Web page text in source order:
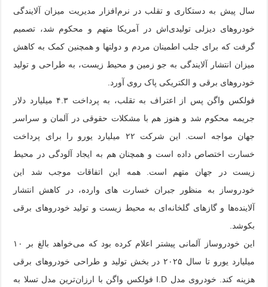
سال پیش به دستکاری و تقلب در نرم‌افزار مدیریت میزان آلایندگی
خودروهای دیزلی تولیدی‌اش در آمریکا متهم و محکوم شد، تصمیم
گرفت که برای جلب اطمینان مردم و دولتها و همچنین کمک به کاهش
میزان انتشار آلایندگی به جو زمین و محیط زیست، به طراحی و تولید
خودروهای برقی و الکتریکی پاک روی آورد.
فولکس واگن پس از اعتراف به تقلب، به پرداخت ۴.۳ میلیارد دلار
جریمه محکوم شد و هنوز هم با مشکلات حقوقی در آلمان و سراسر
جهان مواجه است. این شرکت ۲۲ میلیارد یورو را برای پرداخت
خسارت اختصاص داده است و همچنان هم به ایجاد آلودگی در محیط
زیست در جهان متهم است. همه این اتفاقات موجب شد این
خودروساز به منظور جبران خسارت های وارده، در کاهش انتشار
آلاینده‌ها و گازهای گلخانه‌ای به محیط زیست و تولید خودروهای برقی
بکوشد.
این خودروساز آلمانی پیشتر اعلام کرده بود که می‌خواهد بالغ بر ۱۰
میلیارد یورو تا سال ۲۰۲۵ در بخش تولید و طراحی خودروهای برقی
هزینه کند. خودروی مدل I.D فولکس واگن با ارزان‌ترین مدل تسلا به